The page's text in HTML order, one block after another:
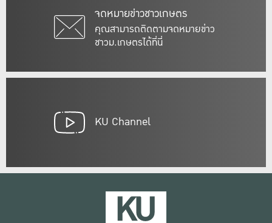
จดหมายข่าวชาวเกษตร
คุณสามารถติดตามจดหมายข่าว
ชาวม.เกษตรได้ที่นี่
KU Channel